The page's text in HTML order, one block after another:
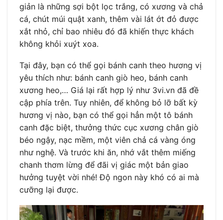
giản là những sợi bột lọc trắng, có xương và chả
cá, chút múi quật xanh, thêm vài lát ớt đỏ được
xắt nhỏ, chỉ bao nhiêu đó đã khiến thực khách
không khỏi xuýt xoa.
Tại đây, bạn có thể gọi bánh canh theo hương vị
yêu thích như: bánh canh giò heo, bánh canh
xương heo,… Giá lại rất hợp lý như 3vi.vn đã đề
cập phía trên. Tuy nhiên, để không bỏ lỡ bất kỳ
hương vị nào, bạn có thể gọi hẳn một tô bánh
canh đặc biệt, thưởng thức cục xương chân giò
béo ngậy, nạc mềm, một viên chả cá vàng óng
như nghệ. Và trước khi ăn, nhớ vắt thêm miếng
chanh thơm lừng để đãi vị giác một bản giao
hưởng tuyệt vời nhé! Độ ngon này khó có ai mà
cưỡng lại được.